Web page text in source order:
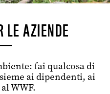
LE AZIENDE
fai qualcosa di
ai dipendenti, ai
WWF.